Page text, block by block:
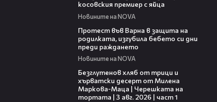
косовския премиер с яйца
Новините на NOVA
Протест във Варна в защита на
родилката, изгубила бебето си дни
преди раждането
Новините на NOVA
Безглутенов хляб от трици и
хърватски десерт от Милена
Маркова-Маца | Черешката на
тортата | 3 авг. 2026 | част 1